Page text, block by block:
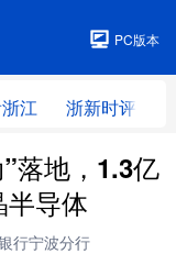
PC版本
江 浙新时评
落地，1.3亿
导体
行宁波分行